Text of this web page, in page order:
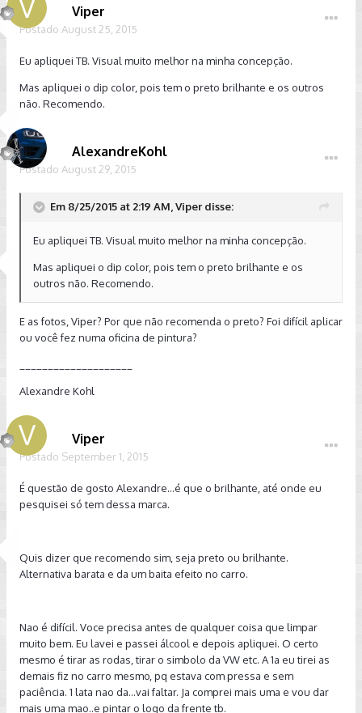
Viper
Postado August 25, 2015
Eu apliquei TB. Visual muito melhor na minha concepção.
Mas apliquei o dip color, pois tem o preto brilhante e os outros
não. Recomendo.
AlexandreKohl
Postado August 29, 2015
Em 8/25/2015 at 2:19 AM, Viper disse:
Eu apliquei TB. Visual muito melhor na minha concepção.
Mas apliquei o dip color, pois tem o preto brilhante e os
outros não. Recomendo.
E as fotos, Viper? Por que não recomenda o preto? Foi difícil aplicar
ou você fez numa oficina de pintura?
Alexandre Kohl
Viper
Postado September 1, 2015
É questão de gosto Alexandre...é que o brilhante, até onde eu
pesquisei só tem dessa marca.
Quis dizer que recomendo sim, seja preto ou brilhante.
Alternativa barata e da um baita efeito no carro.
Nao é difícil. Voce precisa antes de qualquer coisa que limpar
muito bem. Eu lavei e passei álcool e depois apliquei. O certo
mesmo é tirar as rodas, tirar o simbolo da VW etc. A 1a eu tirei as
demais fiz no carro mesmo, pq estava com pressa e sem
paciência. 1 lata nao da...vai faltar. Ja comprei mais uma e vou dar
mais uma mao..e pintar o logo da frente tb.